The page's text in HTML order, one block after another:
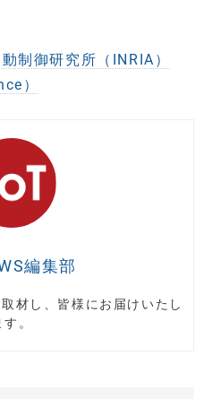
制御研究所（INRIA）
）
編集部
材し、皆様にお届けいたし
す。